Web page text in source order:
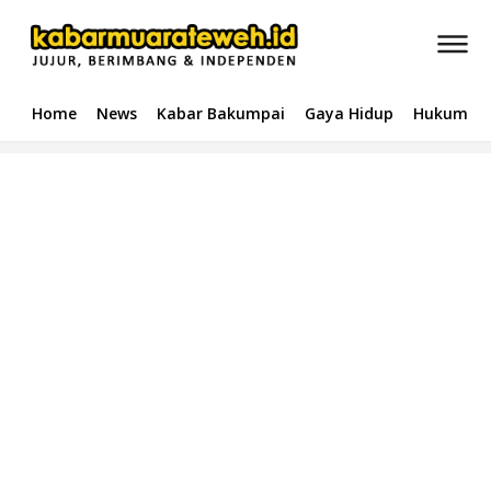
Home News Kabar Bakumpai Gaya Hidup Hukum &